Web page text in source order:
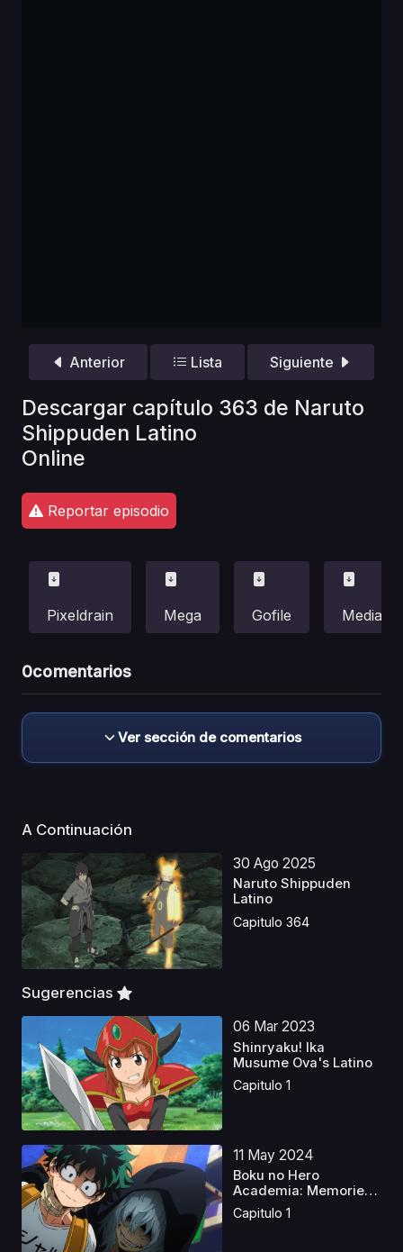
Anterior Lista Siguiente
Descargar capítulo 363 de Naruto
Shippuden Latino
Online
Reportar episodio
Pixeldrain Mega Gofile
0comentarios
Ver sección de comentarios
A Continuación
30 Ago 2025
Naruto Shippuden
Latino
Capitulo 364
Sugerencias
06 Mar 2023
Shinryaku! Ika
Musume Ova's Latino
Capitulo 1
11 May 2024
Boku no Hero
Academia: Memories
Latino
Capitulo 1